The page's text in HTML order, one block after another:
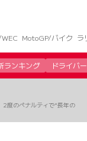
MotoGP/バイク ラ
ランキング ドライバー
2度のペナルティで“長年の